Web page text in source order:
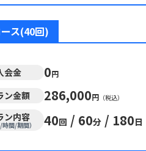
ス(40回)
会金 0円
ン金額 286,000円 （税込）
ン内容
/時間/期間） 40回 / 60分 / 180日